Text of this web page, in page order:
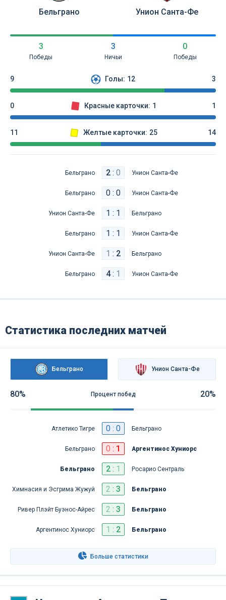
Бельграно
3
Победы
3
Ничьи
0
Победы
Унион Санта-Фе
9 Голы: 12 3
0 Красные карточки: 1 1
11 Желтые карточки: 25 14
Бельграно 2: 0 Унион Санта-Фе
Бельграно 0 : 0 Унион Санта-Фе
Унион Санта-Фе 1 : 1 Бельграно
Бельграно 1 : 1 Унион Санта-Фе
Унион Санта-Фе 1 : 2 Бельграно
Бельграно 4: 1 Унион Санта-Фе
Статистика последних матчей
Бельграно Унион Санта-Фе
80% Процент побед 20%
Атлетико Тигре 0 : 0 Бельграно
Бельграно 0 : 1 Аргентинос Хуниорс
Бельграно 2: 1 Росарио Сентраль
Химнасия и Эсгрима Жужуй 2 : 3 Бельграно
Ривер Плэйт Буэнос-Айрес 2 : 3 Бельграно
Аргентинос Хуниорс 1 : 2 Бельграно
Больше статистики